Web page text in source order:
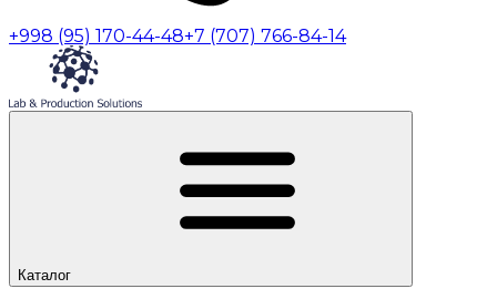
+998 (95) 170-44-48+7 (707) 766-84-14
Каталог